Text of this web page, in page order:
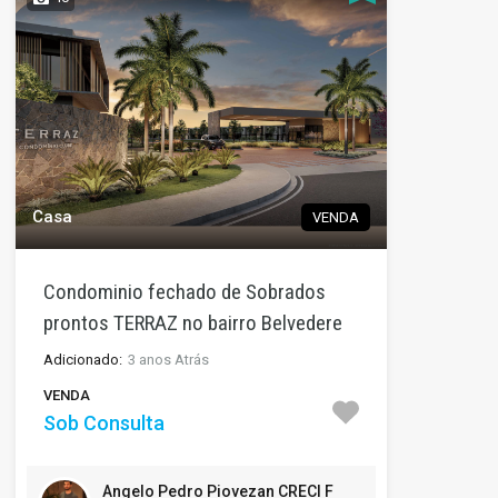
Casa VENDA
Condominio fechado de Sobrados
prontos TERRAZ no bairro Belvedere
Adicionado: 3 anos Atrás
VENDA
Sob Consulta
Angelo Pedro Piovezan CRECI F